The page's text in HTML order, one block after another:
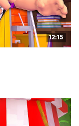
12:15